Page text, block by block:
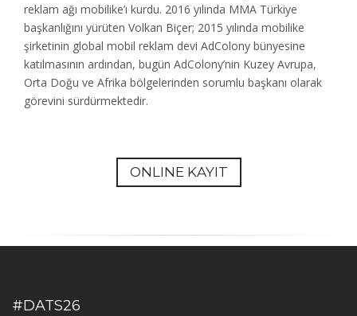
reklam ağı mobilike’ı kurdu. 2016 yılında MMA Türkiye
başkanlığını yürüten Volkan Biçer; 2015 yılında mobilike
şirketinin global mobil reklam devi AdColony bünyesine
katılmasının ardından, bugün AdColony’nin Kuzey Avrupa,
Orta Doğu ve Afrika bölgelerinden sorumlu başkanı olarak
görevini sürdürmektedir.
ONLINE KAYIT
#DATS26